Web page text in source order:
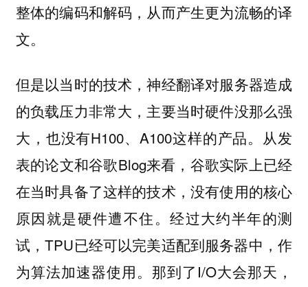
整体的编码和解码，从而产生更为流畅的译
文。
但是以当时的技术，神经翻译对服务器造成
的负载压力非常大，主要当时硬件没那么强
大，也没有H100、A100这样的产品。从发
表的论文和谷歌Blog来看，谷歌实际上已经
在当时具备了这样的技术，没有使用的核心
原因就是硬件遭不住。经过大约半年的测
试，TPU已经可以完美适配到服务器中，作
为算法加速器使用。那到了I/O大会那天，